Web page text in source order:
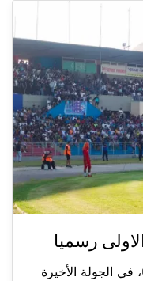
رسميا
فوز طرابلس على السلام زغرتا 1-0، في الجولة الأخيرة